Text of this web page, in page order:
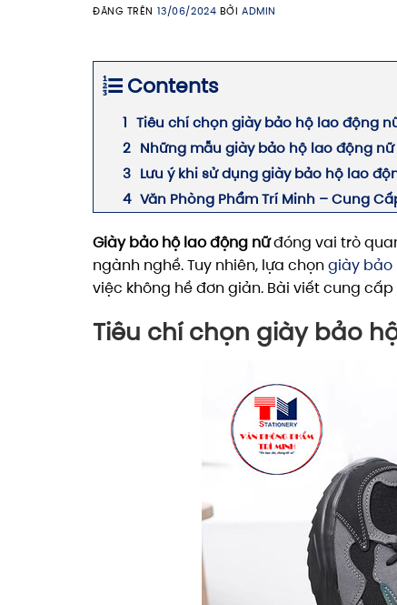
ĐĂNG TRÊN 13/06/2024 BỞIADMIN
Contents
Tiêu chí chọn giày bảo hộ lao động
Những mẫu giày bảo hộ lao động
Lưu ý khi sử dụng giày bảo hộ lao
Văn Phòng Phẩm Trí Minh – Cung
Giày bảo hộ lao động nữđóng vai trò
ngành nghề. Tuy nhiên, lựa chọngiày bảo
việc không hề đơn giản. Bài viết cung
Tiêu chí chọn giày bảo